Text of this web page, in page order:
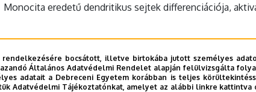
Monocita eredetű dendritikus sejtek differenciációja,
bocsátott, illetve birtokába jutott személyes
Általános Adatvédelmi Rendelet alapján felülvizsgálta
adatait a Debreceni Egyetem korábban is teljes
Adatvédelmi Tájékoztatónkat, amelyet az alábbi linkre